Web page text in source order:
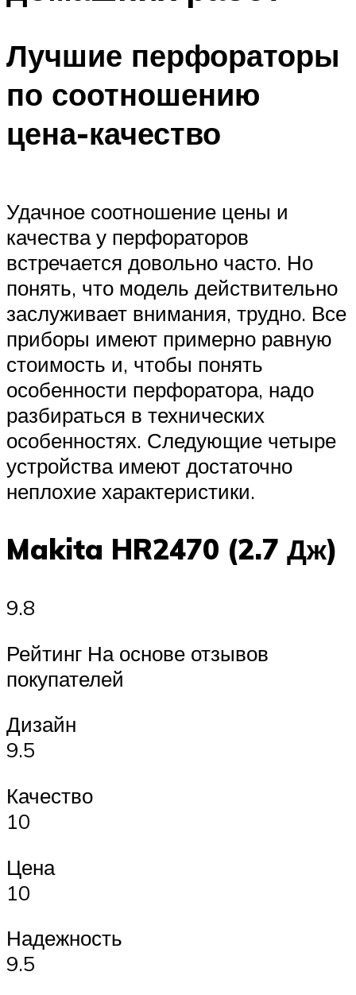
Лучшие перфораторы
по соотношению
цена-качество
Удачное соотношение цены и
качества у перфораторов
встречается довольно часто. Но
понять, что модель действительно
заслуживает внимания, трудно. Все
приборы имеют примерно равную
стоимость и, чтобы понять
особенности перфоратора, надо
разбираться в технических
особенностях. Следующие четыре
устройства имеют достаточно
неплохие характеристики.
Makita HR2470 (2.7 Дж)
9.8
Рейтинг На основе отзывов
покупателей
Дизайн
9.5
Качество
10
Цена
10
Надежность
9.5